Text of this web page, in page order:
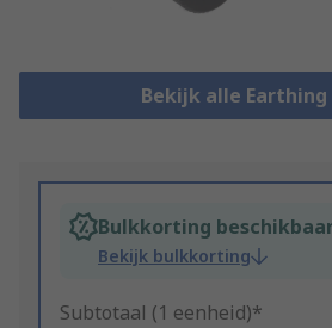
Bekijk alle Earthing
Bulkkorting
Bekijk bulkkorting
Subtotaal (1 eenheid)*